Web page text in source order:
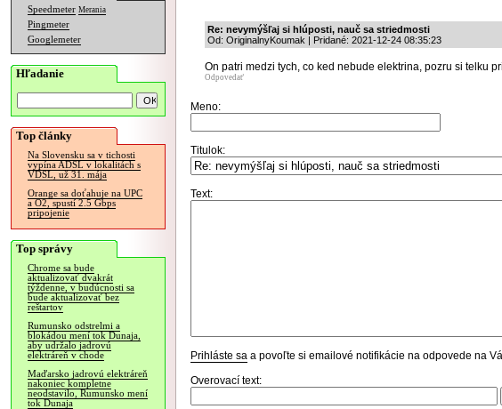
Speedmeter Merania
Pingmeter
Googlemeter
Hľadanie
Top články
Na Slovensku sa v tichosti
vypína ADSL v lokalitách s
VDSL, už 31. mája
Orange sa doťahuje na UPC
a O2, spustí 2.5 Gbps
pripojenie
Top správy
Chrome sa bude
aktualizovať dvakrát
týždenne, v budúcnosti sa
bude aktualizovať bez
reštartov
Rumunsko odstrelmi a
blokádou mení tok Dunaja,
aby udržalo jadrovú
elektráreň v chode
Maďarsko jadrovú elektráreň
nakoniec kompletne
neodstavilo, Rumunsko mení
tok Dunaja
Re: nevymýšľaj si hlúposti, nauč sa striedmosti
Od: OriginalnyKoumak | Pridané: 2021-12-24 08:35:23
On patri medzi tych, co ked nebude elektrina, pozru si telku
Odpovedať
Meno:
Titulok:
Text:
Prihláste sa a povoľte si emailové notifikácie na odpovede na
Overovací text: